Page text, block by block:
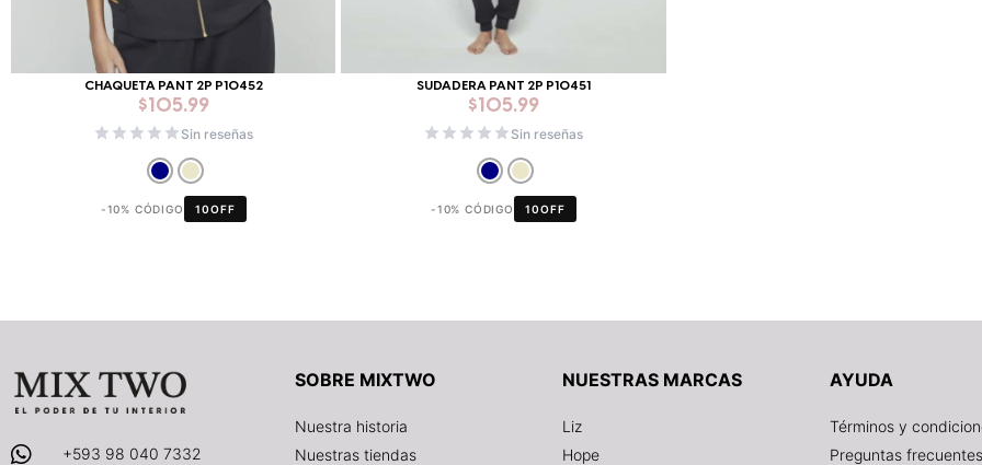
CHAQUETA PANT 2P P10452
$105.99
Sin reseñas
-10% CÓDIGO 10OFF
SUDADERA PANT 2P P10451
$105.99
Sin reseñas
-10% CÓDIGO 10OFF
+593 98 040 7332
SOBRE MIXTWO
Nuestra historia
Nuestras tiendas
NUESTRAS MARCAS
Liz
Hope
AYUDA
Términos y
Preguntas frecuentes